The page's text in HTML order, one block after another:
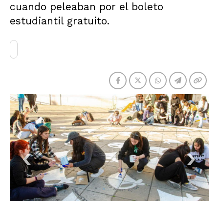
cuando peleaban por el boleto
estudiantil gratuito.